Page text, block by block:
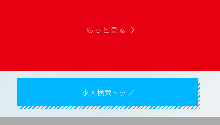
もっと見る
求人検索トップ